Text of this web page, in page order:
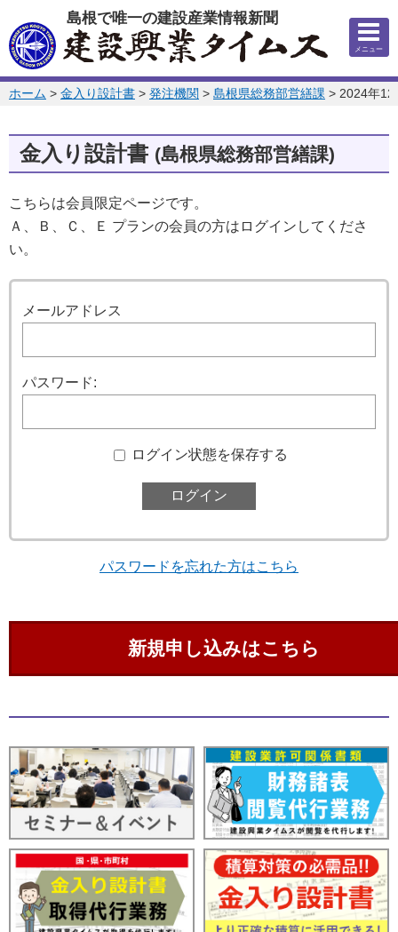
このページの本文へ
島根で唯一の建設産業情報新聞
メニュー
このページの位置:
ホーム > 金入り設計書 > 発注機関 > 島根県総務部営繕課 > 2024年12
金入り設計書 (島根県総務部営繕課)
こちらは会員限定ページです。
Ａ、Ｂ、Ｃ、Ｅ プランの会員の方はログインしてくださ
い。
メールアドレス
パスワード:
ログイン状態を保存する
パスワードを忘れた方はこちら
新規申し込みはこちら